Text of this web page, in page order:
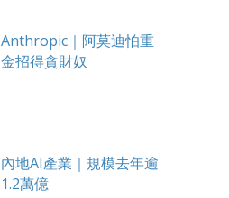
Anthropic｜阿莫迪怕重
金招得貪財奴
內地AI產業｜規模去年逾
1.2萬億